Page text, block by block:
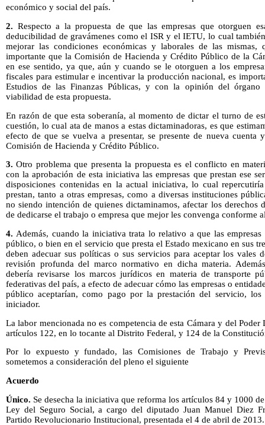
económico y social del país.
2. Respecto a la propuesta de que las empresas que otorguen
deducibilidad de gravámenes como el ISR y el IETU, lo cual
mejorar las condiciones económicas y laborales de las mismas,
importante que la Comisión de Hacienda y Crédito Público de la
en ese sentido, ya que, aún y cuando se le otorguen a los
fiscales para estimular e incentivar la producción nacional, es
Estudios de las Finanzas Públicas, y con la opinión del órgano
viabilidad de esta propuesta.
En razón de que esta soberanía, al momento de dictar el turno de
cuestión, lo cual ata de manos a estas dictaminadoras, es que
efecto de que se vuelva a presentar, se presente de nueva
Comisión de Hacienda y Crédito Público.
3. Otro problema que presenta la propuesta es el conflicto en
con la aprobación de esta iniciativa las empresas que prestan ese
disposiciones contenidas en la actual iniciativa, lo cual
prestan, tanto a otras empresas, como a diversas instituciones
no siendo intención de quienes dictaminamos, afectar los derechos
de dedicarse el trabajo o empresa que mejor les convenga conforme
4. Además, cuando la iniciativa trata lo relativo a que las
público, o bien en el servicio que presta el Estado mexicano en sus
deben adecuar sus políticas o sus servicios para aceptar los vales
revisión profunda del marco normativo en dicha materia.
debería revisarse los marcos jurídicos en materia de transporte
federativas del país, a efecto de adecuar cómo las empresas o
público aceptarían, como pago por la prestación del servicio,
iniciador.
La labor mencionada no es competencia de esta Cámara y del
artículos 122, en lo tocante al Distrito Federal, y 124 de la
Por lo expuesto y fundado, las Comisiones de Trabajo y
sometemos a consideración del pleno el siguiente
Acuerdo
Único. Se desecha la iniciativa que reforma los artículos 84 y 1000
Ley del Seguro Social, a cargo del diputado Juan Manuel Diez
Partido Revolucionario Institucional, presentada el 4 de abril de 2013.